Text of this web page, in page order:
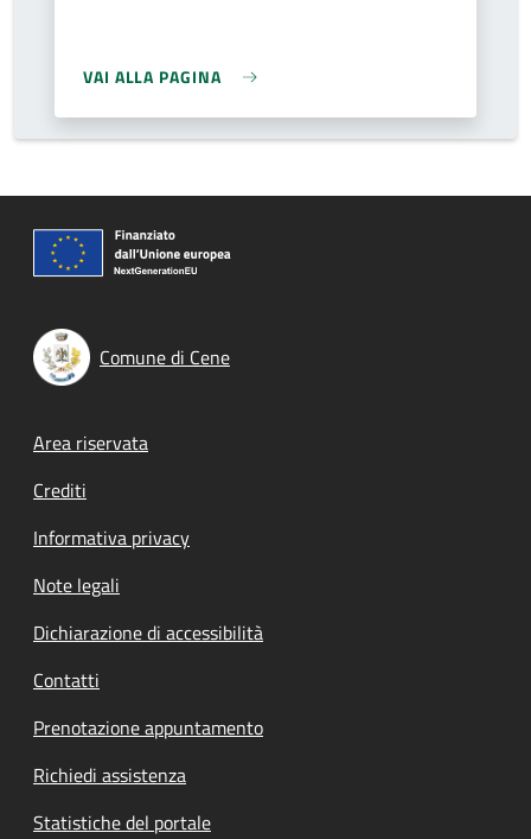
VAI ALLA PAGINA
Comune di Cene
Footer menu
Area riservata
Crediti
Informativa privacy
Note legali
Dichiarazione di accessibilità
Contatti
Prenotazione appuntamento
Richiedi assistenza
Statistiche del portale